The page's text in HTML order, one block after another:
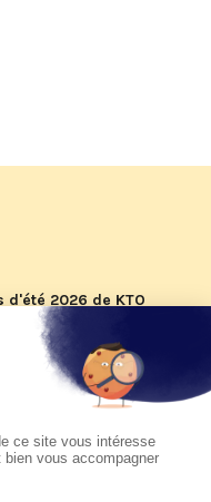
d'été 2026 de KTO
du pape Léon